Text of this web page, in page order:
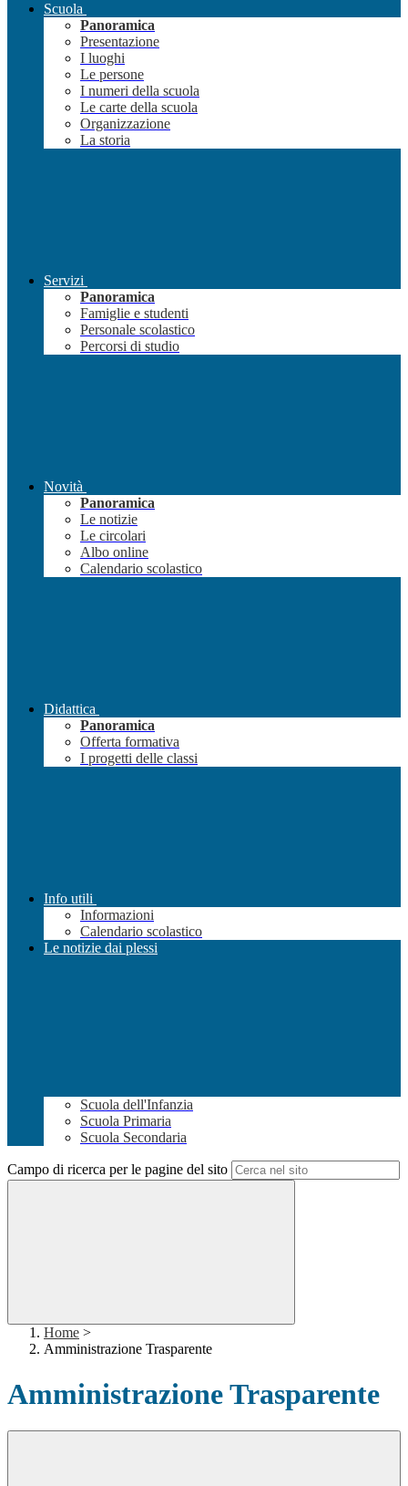
Scuola
Panoramica
Presentazione
I luoghi
Le persone
I numeri della scuola
Le carte della scuola
Organizzazione
La storia
Servizi
Panoramica
Famiglie e studenti
Personale scolastico
Percorsi di studio
Novità
Panoramica
Le notizie
Le circolari
Albo online
Calendario scolastico
Didattica
Panoramica
Offerta formativa
I progetti delle classi
Info utili
Informazioni
Calendario scolastico
Le notizie dai plessi
Scuola dell'Infanzia
Scuola Primaria
Scuola Secondaria
Campo di ricerca per le pagine del sito
Home >
Amministrazione Trasparente
Amministrazione Trasparente